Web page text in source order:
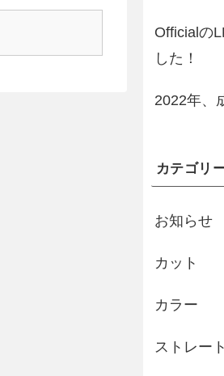
Officialの
した！
2022年、
カテゴリ
お知らせ
カット
カラー
ストレート